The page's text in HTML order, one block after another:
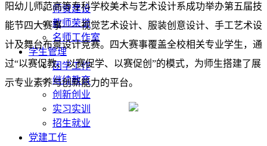
师资建设
教师荣誉
名师工作室
学生管理
团学工作
继续教育
创新创业
实习实训
招生就业
党建工作
阳幼儿师范高等专科学校美术与艺术设计系成功举办第五届技
能节四大赛事——视觉艺术设计、服装创意设计、手工艺术设
计及舞台布景设计竞赛。四大赛事覆盖全校相关专业学生，通
过“以赛促教、以赛促学、以赛促创”的模式，为师生搭建了展
示专业素养与创新能力的平台。